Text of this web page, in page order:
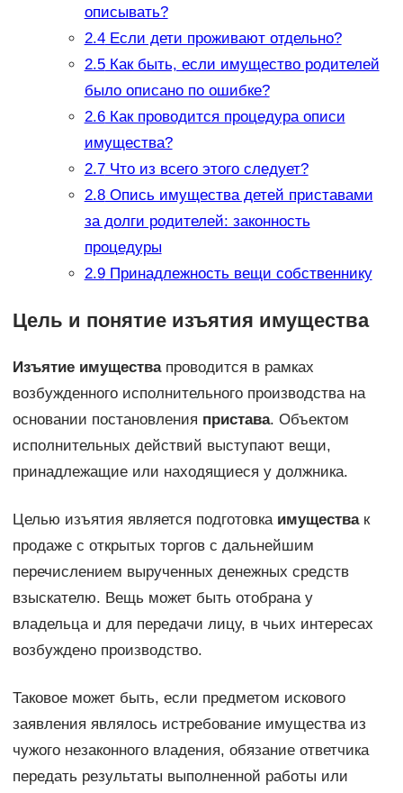
описывать?
2.4Если дети проживают отдельно?
2.5Как быть, если имущество родителей
было описано по ошибке?
2.6Как проводится процедура описи
имущества?
2.7Что из всего этого следует?
2.8Опись имущества детей приставами
за долги родителей: законность
процедуры
2.9Принадлежность вещи собственнику
Цель и понятие изъятия имущества
Изъятие имуществапроводится в рамках
возбужденного исполнительного производства на
основании постановления пристава. Объектом
исполнительных действий выступают вещи,
принадлежащие или находящиеся у должника.
Целью изъятия является подготовка имуществак
продаже с открытых торгов с дальнейшим
перечислением вырученных денежных средств
взыскателю. Вещь может быть отобрана у
владельца и для передачи лицу, в чьих интересах
возбуждено производство.
Таковое может быть, если предметом искового
заявления являлось истребование имущества из
чужого незаконного владения, обязание ответчика
передать результаты выполненной работы или